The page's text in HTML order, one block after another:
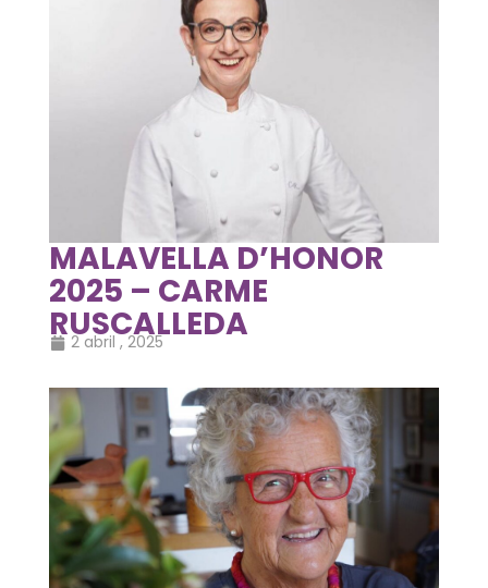
MALAVELLA D’HONOR
2025 – CARME
RUSCALLEDA
2 abril , 2025